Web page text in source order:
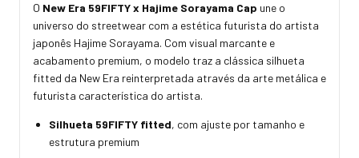
O New Era 59FIFTY x Hajime Sorayama Cap une o
universo do streetwear com a estética futurista do artista
japonês Hajime Sorayama. Com visual marcante e
acabamento premium, o modelo traz a clássica silhueta
fitted da New Era reinterpretada através da arte metálica e
futurista característica do artista.
Silhueta 59FIFTY fitted, com ajuste por tamanho e
estrutura premium